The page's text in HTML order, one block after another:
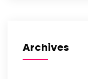
Archives